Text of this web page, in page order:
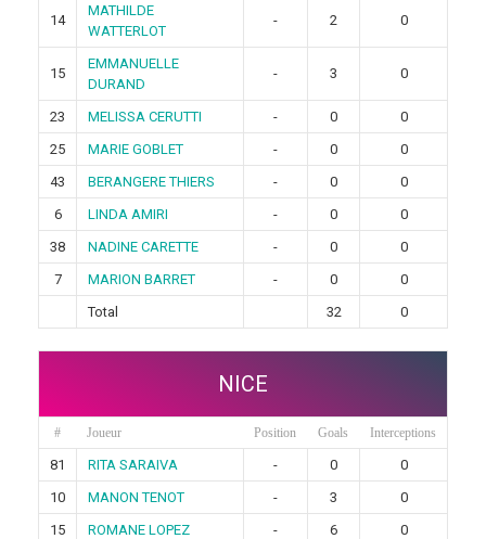
14
MATHILDE
WATTERLOT
- 2 0
15
EMMANUELLE
DURAND
- 3 0
23 MELISSA CERUTTI - 0
0
25
MARIE GOBLET - 0
0
43
BERANGERE THIERS - 0
0
6
LINDA AMIRI - 0
0
38
NADINE CARETTE - 0
0
7
MARION BARRET - 0
0
Total
32 0
NICE
# Joueur Position Goals Interceptions
81 RITA SARAIVA - 0
0
10
MANON TENOT - 3
0
15
ROMANE LOPEZ - 6
0